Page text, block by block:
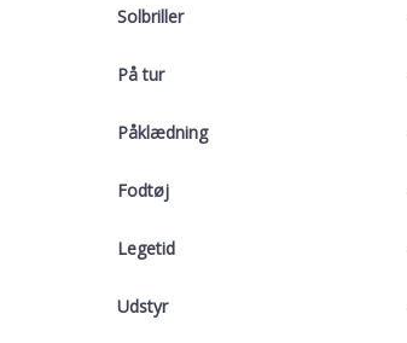
Solbriller
På tur
Påklædning
Fodtøj
Legetid
Udstyr